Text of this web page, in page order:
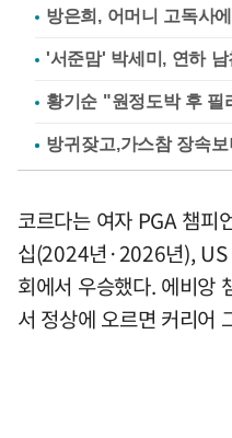
방은희, 어머니 고독사
'서준맘' 박세미, 연하
황기순 "원정도박 후 필
코르다는 여자 PGA 챔피
십(2024년·2026년),
회에서 우승했다. 에비앙
서 정상에 오르면 커리어